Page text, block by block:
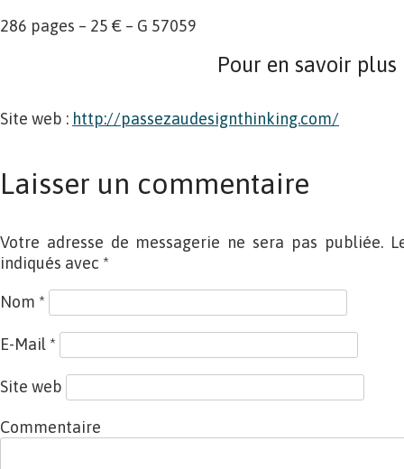
286 pages – 25 € – G 57059
Pour en savoir plus
Site web : http://passezaudesignthinking.com/
Laisser un commentaire
Votre adresse de messagerie ne sera pas publiée.
indiqués avec *
Nom *
E-Mail *
Site web
Commentaire